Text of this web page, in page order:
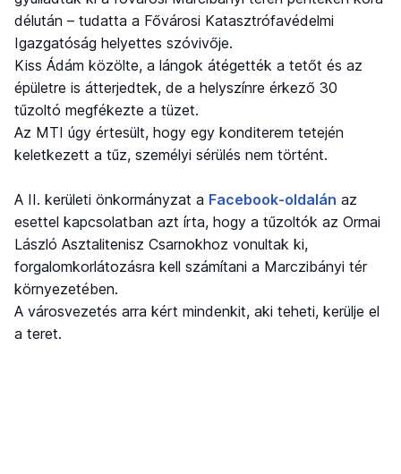
délután – tudatta a Fővárosi Katasztrófavédelmi
Igazgatóság helyettes szóvivője.
Kiss Ádám közölte, a lángok átégették a tetőt és az
épületre is átterjedtek, de a helyszínre érkező 30
tűzoltó megfékezte a tüzet.
Az MTI úgy értesült, hogy egy konditerem tetején
keletkezett a tűz, személyi sérülés nem történt.
A II. kerületi önkormányzat a Facebook-oldalán az
esettel kapcsolatban azt írta, hogy a tűzoltók az Ormai
László Asztalitenisz Csarnokhoz vonultak ki,
forgalomkorlátozásra kell számítani a Marczibányi tér
környezetében.
A városvezetés arra kért mindenkit, aki teheti, kerülje el
a teret.